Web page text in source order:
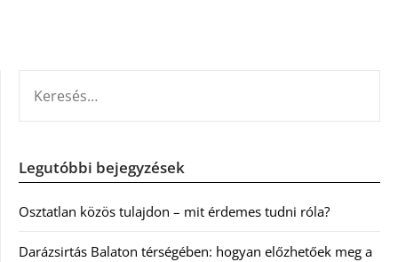
Legutóbbi bejegyzések
Osztatlan közös tulajdon – mit érdemes tudni róla?
Darázsirtás Balaton térségében: hogyan előzhetőek meg a